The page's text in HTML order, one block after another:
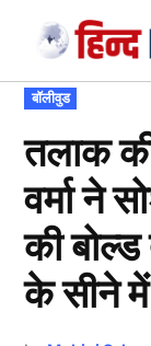
content
POSTED
IN
बॉलीवुड
तलाक
वर्मा ने
की
के सीने